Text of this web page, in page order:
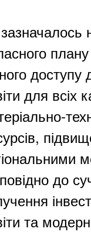
для всіх
до
та